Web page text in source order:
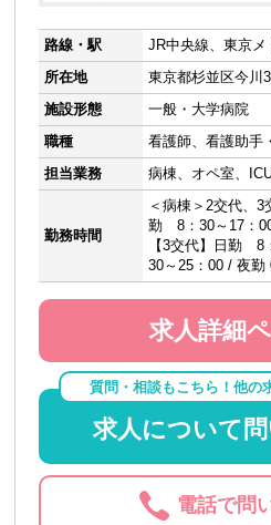
路線・駅
JR中央線、東京
所在地
東京都杉並区今川
施設形態
一般・大学病院
職種
看護師、看護助手
担当業務
病棟、オペ室、
勤務時間
＜病棟＞2交代、3
勤 8：30～17：
【3交代】日勤 8
30～25：00 / 夜勤
求人詳細
質問・相談もこちら！他の
求人について
電話で問